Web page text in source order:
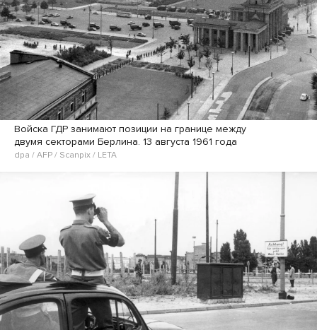
Войска ГДР занимают позиции на границе между
двумя секторами Берлина. 13 августа 1961 года
dpa / AFP / Scanpix / LETA